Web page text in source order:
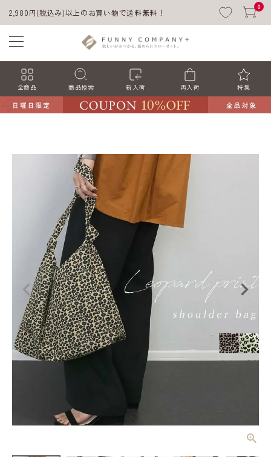
2,980円(税込み)以上のお買い物で送料無料！
0
全商品 商品検索 新入荷 再入荷 特集
ACCOUNT MENU
ようこそ ゲスト 様
ログイン